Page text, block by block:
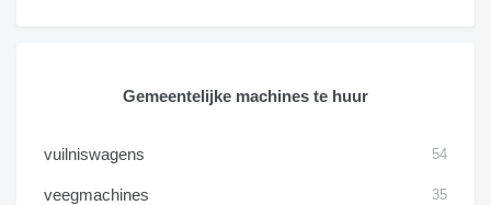
Gemeentelijke machines te huur
vuilniswagens 54
veegmachines 35